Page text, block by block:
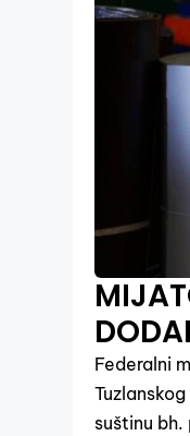
Federalni
suštinu